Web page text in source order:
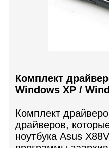
Комплект
Windows XP /
Комплект
драйверов,
ноутбука Asus